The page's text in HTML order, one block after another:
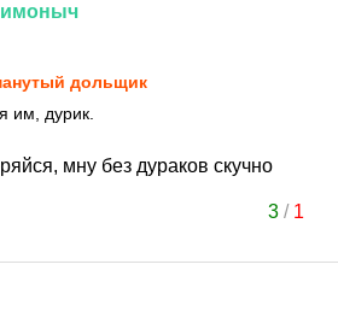
дольщик
им, дурик.
мну без дураков скучно
3/ 1